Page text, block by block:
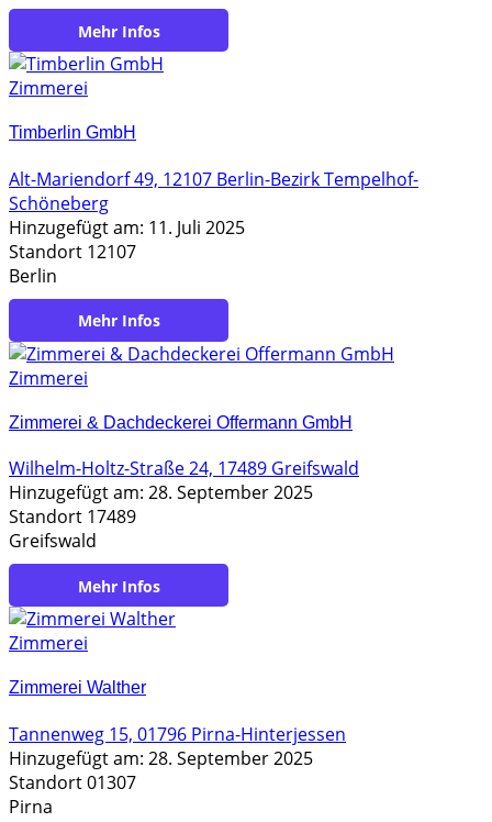
https://www.zimmerei-plinke.de/de/
Zimmerei
Timberlin GmbH
Alt-Mariendorf 49, 12107 Berlin-Bezirk Tempelhof-
Schöneberg
Hinzugefügt am: 11. Juli 2025
Standort 12107
Berlin
https://timberlin-holzbau.de
Zimmerei
Zimmerei & Dachdeckerei Offermann GmbH
Wilhelm-Holtz-Straße 24, 17489 Greifswald
Hinzugefügt am: 28. September 2025
Standort 17489
Greifswald
https://www.zimmerei-offermann.de
Zimmerei
Zimmerei Walther
Tannenweg 15, 01796 Pirna-Hinterjessen
Hinzugefügt am: 28. September 2025
Standort 01307
Pirna